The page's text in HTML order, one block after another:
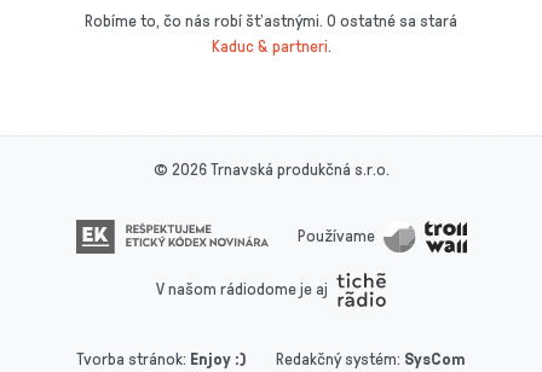
Robíme to, čo nás robí šťastnými. O ostatné sa stará
Kaduc & partneri.
© 2026 Trnavská produkčná s.r.o.
Používame
V našom rádiodome je aj
Tvorba stránok: Enjoy :) Redakčný systém: SysCom